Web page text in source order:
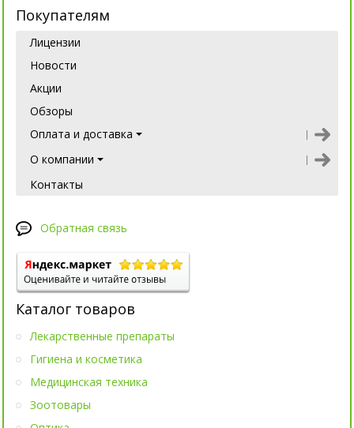
Покупателям
Лицензии
Новости
Акции
Обзоры
Оплата и доставка
О компании
Контакты
Обратная связь
Каталог товаров
Лекарственные препараты
Гигиена и косметика
Медицинская техника
Зоотовары